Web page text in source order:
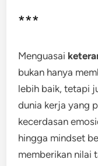
***
Menguasai
bukan hanya
lebih baik, tetapi
dunia kerja yang
kecerdasan
hingga mindset
memberikan nilai